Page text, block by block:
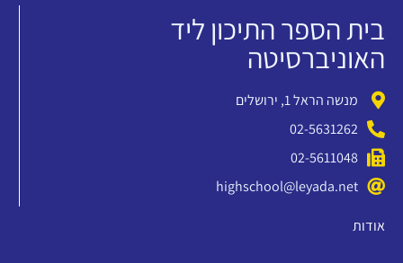
בית הספר התיכון ליד
האוניברסיטה
מנשה הראל 1, ירושלים
02-5631262
02-5611048
highschool@leyada.net
אודות